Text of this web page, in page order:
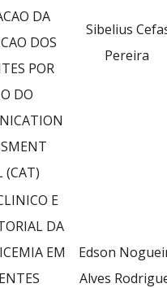
DA
DOS
POR
DO
(CAT)
Sibelius
Pereira
E
DA
EM
Edson
Alves